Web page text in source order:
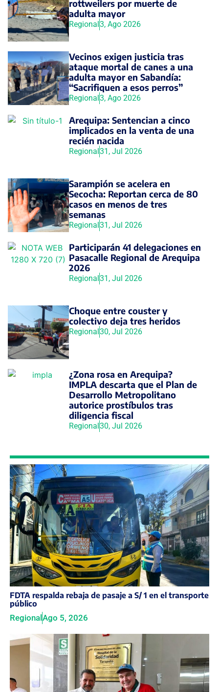
rottweilers por muerte de
adulta mayor
Regional 3, Ago 2026
Vecinos exigen justicia tras
ataque mortal de canes a una
adulta mayor en Sabandía:
“Sacrifiquen a esos perros”
Regional 3, Ago 2026
Arequipa: Sentencian a cinco
implicados en la venta de una
recién nacida
Regional 31, Jul 2026
Sarampión se acelera en
Secocha: Reportan cerca de 80
casos en menos de tres
semanas
Regional 31, Jul 2026
Participarán 41 delegaciones en
Pasacalle Regional de Arequipa
2026
Regional 31, Jul 2026
Choque entre couster y
colectivo deja tres heridos
Regional 30, Jul 2026
¿Zona rosa en Arequipa?
IMPLA descarta que el Plan de
Desarrollo Metropolitano
autorice prostíbulos tras
diligencia fiscal
Regional 30, Jul 2026
FDTA respalda rebaja de pasaje a S/ 1 en el transporte
público
Regional Ago 5, 2026